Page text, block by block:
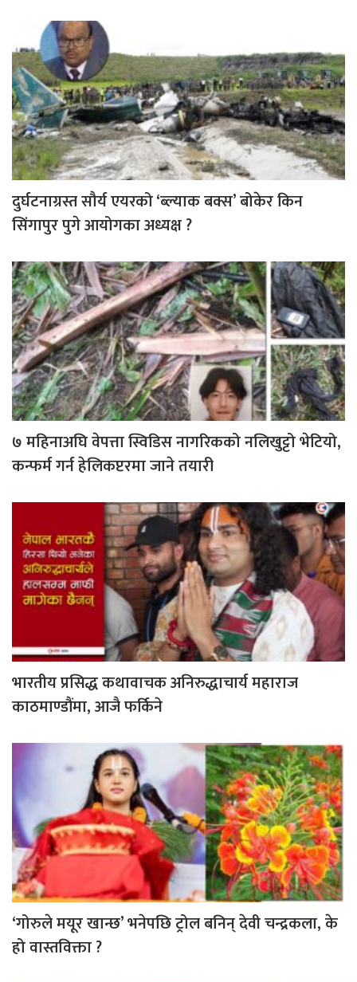
दुर्घटनाग्रस्त सौर्य एयरको ‘ब्ल्याक बक्स’ बोकेर किन
सिंगापुर पुगे आयोगका अध्यक्ष ?
७ महिनाअघि वेपत्ता स्विडिस नागरिकको नलिखुट्टो भेटियो,
कन्फर्म गर्न हेलिकप्टरमा जाने तयारी
भारतीय प्रसिद्ध कथावाचक अनिरुद्धाचार्य महाराज
काठमाण्डौंमा, आजै फर्किने
‘गोरुले मयूर खान्छ’ भनेपछि ट्रोल बनिन् देवी चन्द्रकला, के
हो वास्तविक्ता ?